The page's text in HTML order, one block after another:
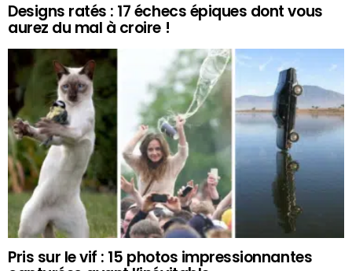
Designs ratés : 17 échecs épiques dont vous
aurez du mal à croire !
Pris sur le vif : 15 photos impressionnantes